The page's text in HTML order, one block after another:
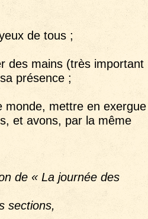
de tous ;
des mains (très important
présence ;
monde, mettre en exergue
et avons, par la même
de « La journée des
sections,